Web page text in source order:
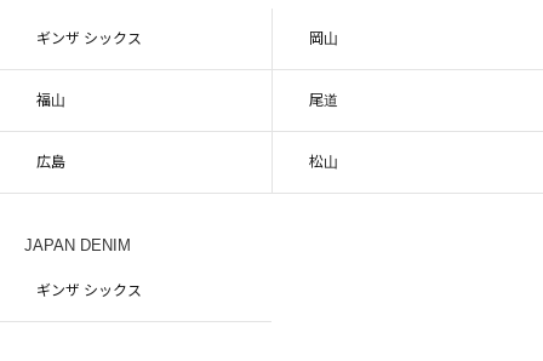
ギンザ シックス 岡山
福山 尾道
広島 松山
JAPAN DENIM
ギンザ シックス